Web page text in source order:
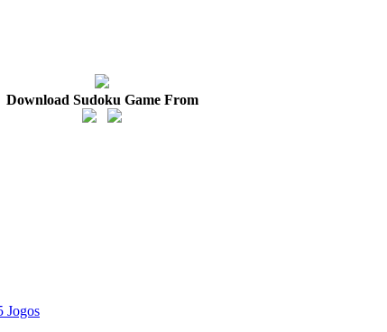
Download Sudoku Game From